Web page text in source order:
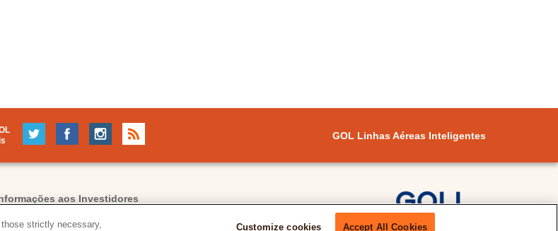
GOL Linhas Aéreas Inteligentes
aos Investidores
strictly necessary, Customize cookies Accept All Cookies